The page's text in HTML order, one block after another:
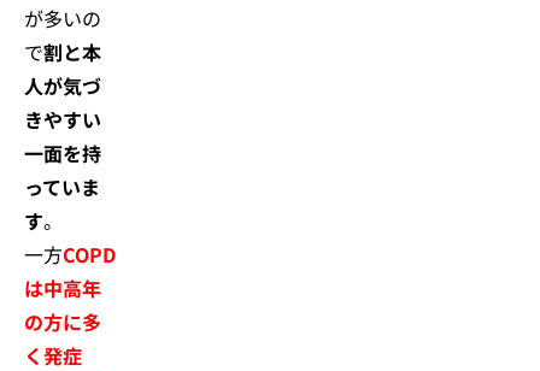
が多いの
で割と本
人が気づ
きやすい
一面を持
っていま
す。
一方COPD
は中高年
の方に多
く発症